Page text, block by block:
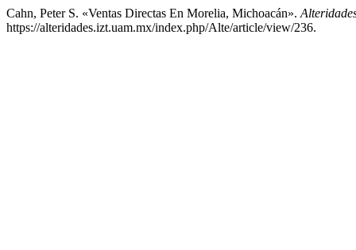
Cahn, Peter S. «Ventas Directas En Morelia, Michoacán».
https://alteridades.izt.uam.mx/index.php/Alte/article/view/236.